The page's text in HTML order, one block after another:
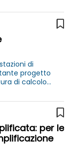
di
progetto
di calcolo
per le